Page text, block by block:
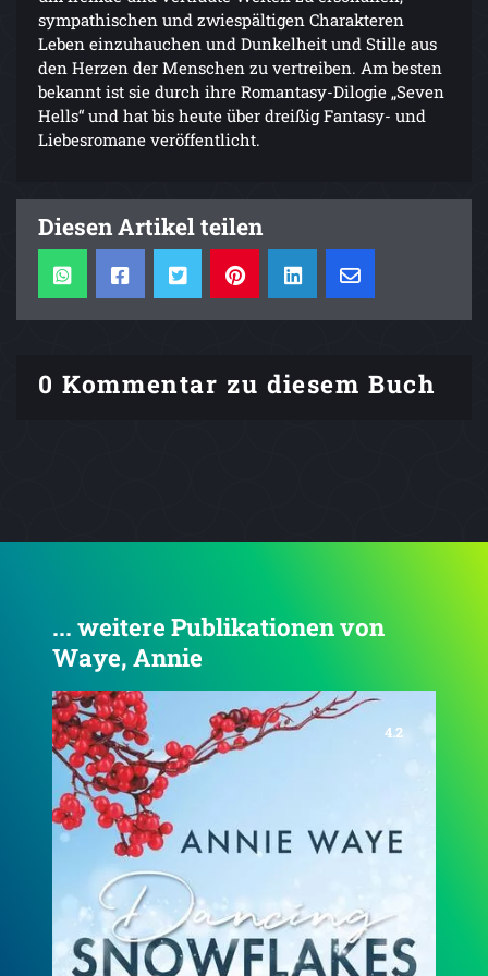
sympathischen und zwiespältigen Charakteren
Leben einzuhauchen und Dunkelheit und Stille aus
den Herzen der Menschen zu vertreiben. Am besten
bekannt ist sie durch ihre Romantasy-Dilogie „Seven
Hells“ und hat bis heute über dreißig Fantasy- und
Liebesromane veröffentlicht.
Diesen Artikel teilen
0 Kommentar zu diesem Buch
... weitere Publikationen von
Waye, Annie
3.8